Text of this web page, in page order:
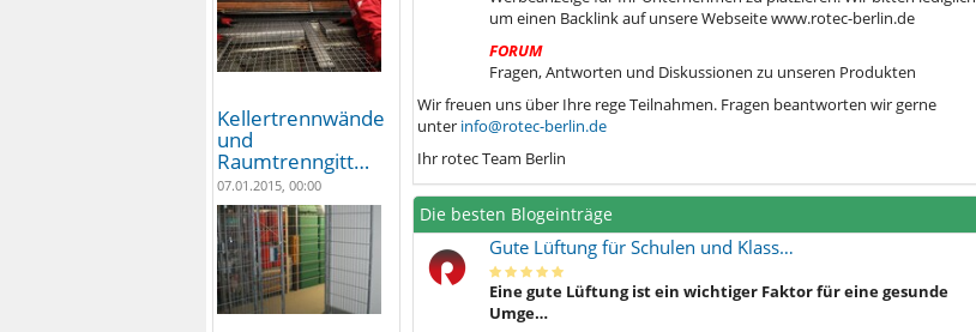
Kellertrennwände
und
Raumtrenngitt…
07.01.2015, 00:00
um einen Backlink auf unsere Webseite www.rotec-berlin.de
FORUM
Fragen, Antworten und Diskussionen zu unseren Produkten
Wir freuen uns über Ihre rege Teilnahmen. Fragen beantworten wir gerne
unter info@rotec-berlin.de
Ihr rotec Team Berlin
Die besten Blogeinträge
Gute Lüftung für Schulen und Klass…
Eine gute Lüftung ist ein wichtiger Faktor für eine gesunde
Umge…